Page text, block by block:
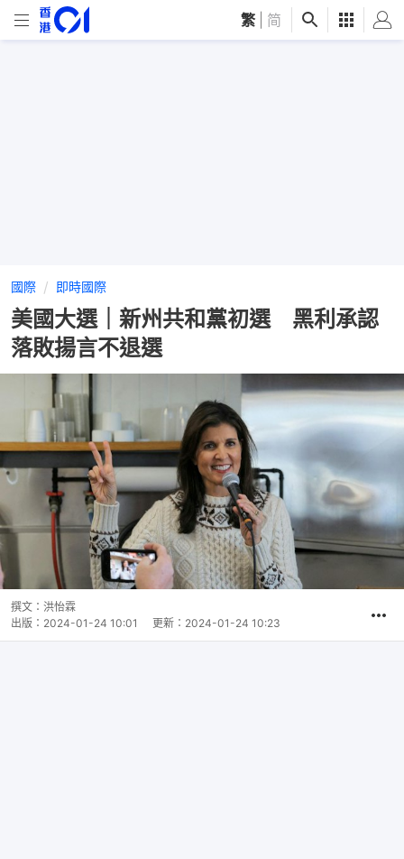
繁 简
國際 即時國際
美國大選｜新州共和黨初選 黑利承認
落敗揚言不退選
撰文： 洪怡霖
出版： 2024-01-24 10:01 更新： 2024-01-24 10:23